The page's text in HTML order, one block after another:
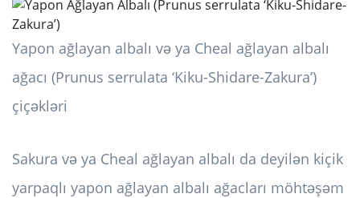
Yapon ağlayan albalı və ya Cheal ağlayan albalı
ağacı (Prunus serrulata ‘Kiku-Shidare-Zakura’)
çiçəkləri
Sakura və ya Cheal ağlayan albalı da deyilən kiçik
yarpaqlı yapon ağlayan albalı ağacları möhtəşəm